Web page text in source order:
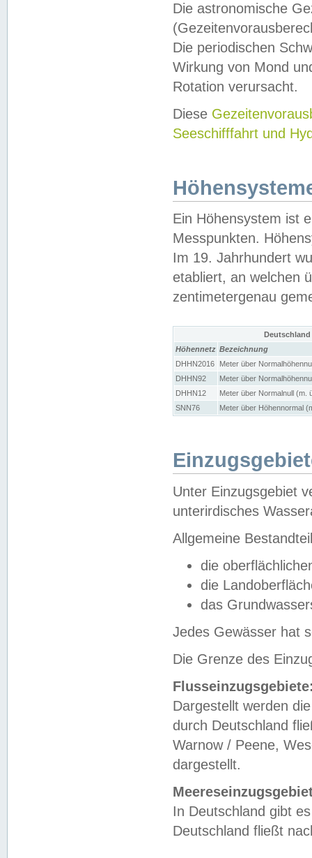
Die astronomische
Die periodischen
Wirkung von Mond
Rotation verursacht.
Diese
Seeschifffahrt und
Ein Höhensystem ist
Messpunkten.
Im 19. Jahrhundert
etabliert, an welchen
zentimetergenau
Höhennetz Bezeichnung
DHHN2016
Meter über
DHHN92
Meter über
DHHN12
Meter über Normalnull (m.
SNN76
Meter über Höhennormal
Unter Einzugsgebiet
unterirdisches
Allgemeine
die
die
das
Jedes Gewässer hat
Die Grenze des
Dargestellt werden
durch Deutschland
Warnow / Peene,
dargestellt.
In Deutschland gibt
Deutschland fließt